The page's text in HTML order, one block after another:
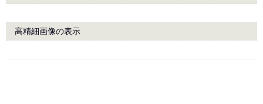
高精細画像の表示